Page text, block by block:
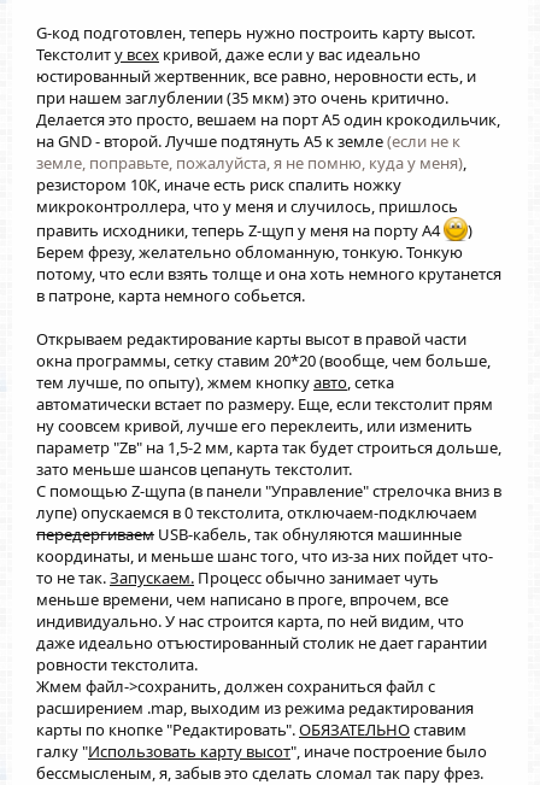
G-код подготовлен, теперь нужно построить карту высот.
Текстолиту всех кривой, даже если у вас идеально
юстированный жертвенник, все равно, неровности есть, и
при нашем заглублении (35 мкм) это очень критично.
Делается это просто, вешаем на порт А5 один крокодильчик,
на GND - второй. Лучше подтянуть A5 к земле(если не к
земле, поправьте, пожалуйста, я не помню, куда у меня)
резистором 10К, иначе есть риск спалить ножку
микроконтроллера, что у меня и случилось, пришлось
править исходники, теперь Z-щуп у меня на порту А4
)
Берем фрезу, желательно обломанную, тонкую. Тонкую
потому, что если взять толще и она хоть немного крутанется
в патроне, карта немного собьется.
Открываем редактирование карты высот в правой части
окна программы, сетку ставим 20*20 (вообще, чем больше,
тем лучше, по опыту), жмем кнопкуавто , сетка
автоматически встает по размеру. Еще, если текстолит прям
ну соовсем кривой, лучше его переклеить, или изменить
параметр "Zв" на 1,5-2 мм, карта так будет строиться дольше,
зато меньше шансов цепануть текстолит.
С помощью Z-щупа (в панели "Управление" стрелочка вниз в
лупе) опускаемся в 0 текстолита, отключаем-подключаем
передергиваем USB-кабель, так обнуляются машинные
координаты, и меньше шанс того, что из-за них пойдет что-
то не так.Запускаем. Процесс обычно занимает чуть
меньше времени, чем написано в проге, впрочем, все
индивидуально. У нас строится карта, по ней видим, что
даже идеально отъюстированный столик не дает гарантии
ровности текстолита.
Жмем файл->сохранить, должен сохраниться файл с
расширением .map, выходим из режима редактирования
карты по кнопке "Редактировать".ОБЯЗАТЕЛЬНОставим
галку "Использовать карту высот", иначе построение было
бессмысленым, я, забыв это сделать сломал так пару фрез.